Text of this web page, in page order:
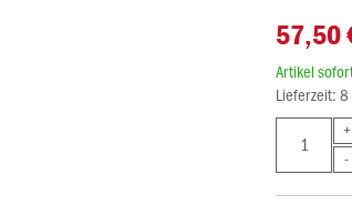
57,50
Artikel
Lieferzeit: 8